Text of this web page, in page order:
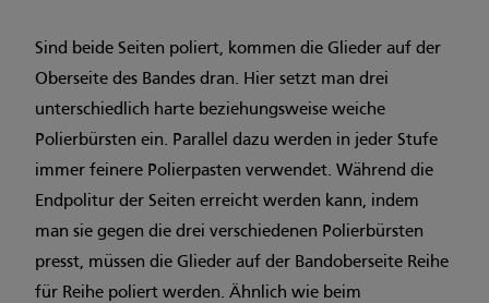
Sind beide Seiten poliert, kommen die Glieder auf der
Oberseite des Bandes dran. Hier setzt man drei
unterschiedlich harte beziehungsweise weiche
Polierbürsten ein. Parallel dazu werden in jeder Stufe
immer feinere Polierpasten verwendet. Während die
Endpolitur der Seiten erreicht werden kann, indem
man sie gegen die drei verschiedenen Polierbürsten
presst, müssen die Glieder auf der Bandoberseite Reihe
für Reihe poliert werden. Ähnlich wie beim